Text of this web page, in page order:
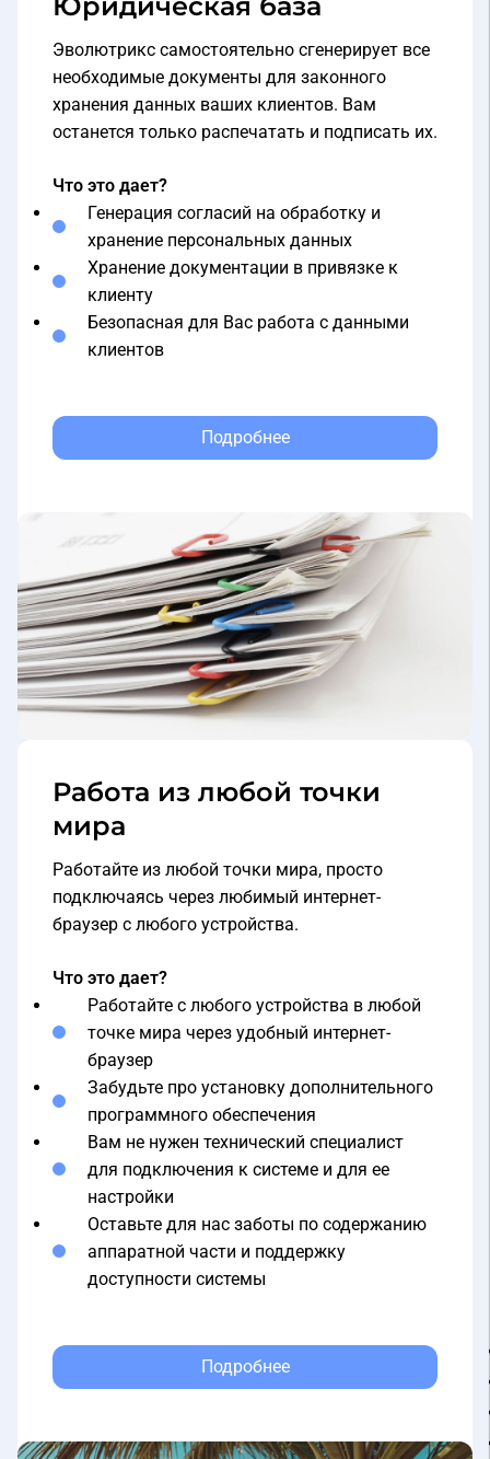
Эволютрикс самостоятельно сгенерирует все
необходимые документы для законного
хранения данных ваших клиентов. Вам
останется только распечатать и подписать их.
Генерация согласий на обработку и
хранение персональных данных
Хранение документации в привязке к
клиенту
Безопасная для Вас работа с данными
клиентов
мира
Работайте из любой точки мира, просто
подключаясь через любимый интернет-
браузер с любого устройства.
Работайте с любого устройства в любой
точке мира через удобный интернет-
браузер
Забудьте про установку дополнительного
программного обеспечения
Вам не нужен технический специалист
для подключения к системе и для ее
настройки
Оставьте для нас заботы по содержанию
аппаратной части и поддержку
доступности системы